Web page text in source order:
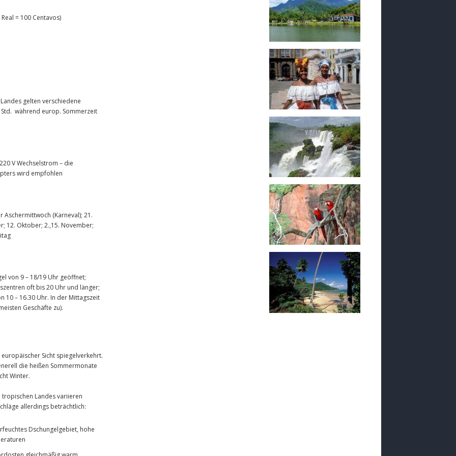
= 100 Centavos)
gelten verschiedene
Std. während europ. Sommerzeit
V Wechselstrom – die
wird empfohlen
Aschermittwoch (Karneval); 21.
12. Oktober; 2.,15. November;
von 9 – 18/19 Uhr geöffnet;
oft bis 20 Uhr und länger;
10 – 16.30 Uhr. In der Mittagszeit
Geschäfte zu).
Sicht spiegelverkehrt.
die heißen Sommermonate
Winter.
Landes variieren
allerdings beträchtlich:
Dschungelgebiet, hohe